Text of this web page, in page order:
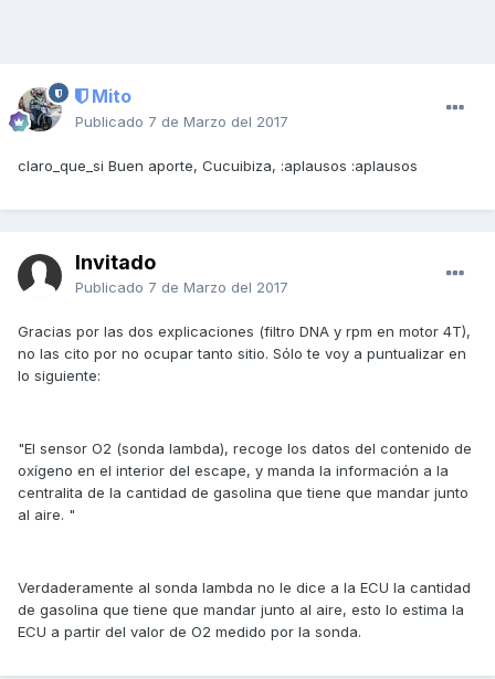
Mito
Publicado 7 de Marzo del 2017
claro_que_si Buen aporte, Cucuibiza, :aplausos :aplausos
Invitado
Publicado 7 de Marzo del 2017
Gracias por las dos explicaciones (filtro DNA y rpm en motor 4T),
no las cito por no ocupar tanto sitio. Sólo te voy a puntualizar en
lo siguiente:
"El sensor O2 (sonda lambda), recoge los datos del contenido de
oxígeno en el interior del escape, y manda la información a la
centralita de la cantidad de gasolina que tiene que mandar junto
al aire. "
Verdaderamente al sonda lambda no le dice a la ECU la cantidad
de gasolina que tiene que mandar junto al aire, esto lo estima la
ECU a partir del valor de O2 medido por la sonda.